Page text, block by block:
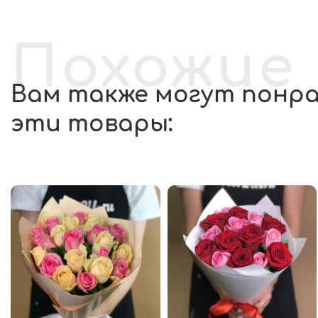
Похожие
Вам также могут
эти товары: